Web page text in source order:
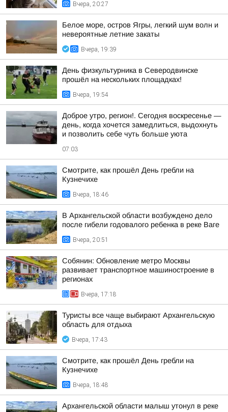
Вчера, 20:27
Белое море, остров Ягры, легкий шум волн и
невероятные летние закаты
Вчера, 19:39
День физкультурника в Северодвинске
прошёл на нескольких площадках!
Вчера, 19:54
Доброе утро, регион!. Сегодня воскресенье —
день, когда хочется замедлиться, выдохнуть
и позволить себе чуть больше уюта
07:03
Смотрите, как прошёл День гребли на
Кузнечихе
Вчера, 18:46
В Архангельской области возбуждено дело
после гибели годовалого ребенка в реке Ваге
Вчера, 20:51
Собянин: Обновление метро Москвы
развивает транспортное машиностроение в
регионах
Вчера, 17:18
Туристы все чаще выбирают Архангельскую
область для отдыха
Вчера, 17:43
Смотрите, как прошёл День гребли на
Кузнечихе
Вчера, 18:48
Архангельской области малыш утонул в реке